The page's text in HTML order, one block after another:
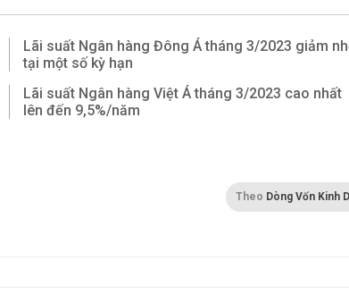
Lãi suất Ngân hàng Đông Á tháng 3/2023 giảm
tại một số kỳ hạn
Lãi suất Ngân hàng Việt Á tháng 3/2023 cao nhất
lên đến 9,5%/năm
Theo Dòng Vốn Kinh